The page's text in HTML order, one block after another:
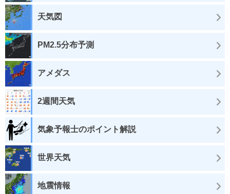
天気図
PM2.5分布予測
アメダス
2週間天気
気象予報士のポイント解説
世界天気
地震情報